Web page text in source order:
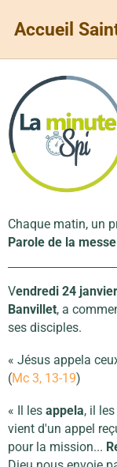
Accueil
Chaque matin, un
Parole de la
Vendredi 24
Banvillet, a
ses disciples.
« Jésus appela
(Mc 3, 13-19)
« Il les appela, il les
vient d'un appel
pour la mission...